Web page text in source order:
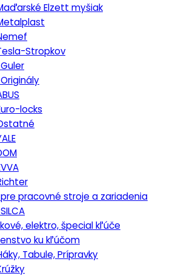
Elzett myšiak
Stropkov
locks
pracovné stroje a zariadenia
elektro, špecial kľúče
ku kľúčom
Tabule, Prípravky